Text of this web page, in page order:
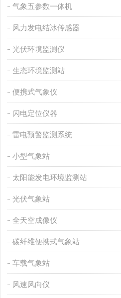
气象五参数一体机
风力发电结冰传感器
光伏环境监测仪
生态环境监测站
便携式气象仪
闪电定位仪器
雷电预警监测系统
小型气象站
太阳能发电环境监测站
光伏气象站
全天空成像仪
碳纤维便携式气象站
车载气象站
风速风向仪